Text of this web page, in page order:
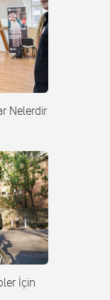
Nelerdir
İçin